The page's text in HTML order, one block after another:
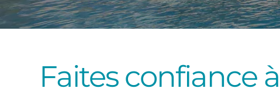
Faites confiance